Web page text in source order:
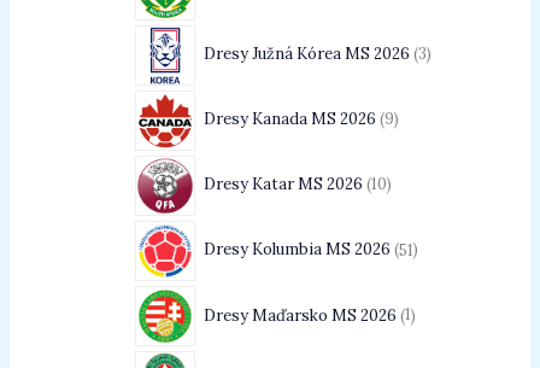
Dresy Južná Kórea MS 2026 3
Dresy Kanada MS 2026 9
Dresy Katar MS 2026 10
Dresy Kolumbia MS 2026 51
Dresy Maďarsko MS 2026 1